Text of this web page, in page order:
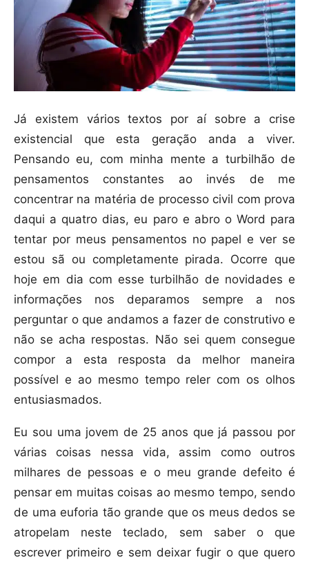
Já existem vários textos por aí sobre a crise
existencial que esta geração anda a viver.
Pensando eu, com minha mente a turbilhão de
pensamentos constantes ao invés de me
concentrar na matéria de processo civil com prova
daqui a quatro dias, eu paro e abro o Word para
tentar por meus pensamentos no papel e ver se
estou sã ou completamente pirada. Ocorre que
hoje em dia com esse turbilhão de novidades e
informações nos deparamos sempre a nos
perguntar o que andamos a fazer de construtivo e
não se acha respostas. Não sei quem consegue
compor a esta resposta da melhor maneira
possível e ao mesmo tempo reler com os olhos
entusiasmados.
Eu sou uma jovem de 25 anos que já passou por
várias coisas nessa vida, assim como outros
milhares de pessoas e o meu grande defeito é
pensar em muitas coisas ao mesmo tempo, sendo
de uma euforia tão grande que os meus dedos se
atropelam neste teclado, sem saber o que
escrever primeiro e sem deixar fugir o que quero